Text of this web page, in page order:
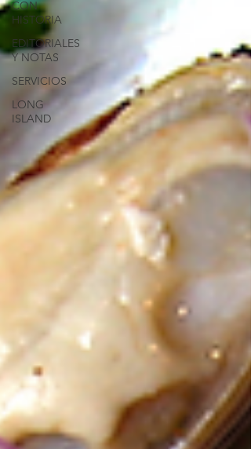
CON
HISTORIA
EDITORIALES
Y NOTAS
SERVICIOS
LONG
ISLAND